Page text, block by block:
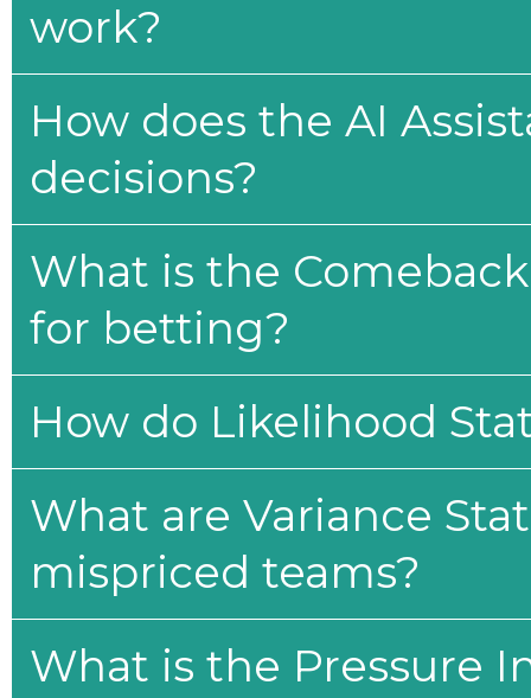
work?
How does the AI
decisions?
What is the
for betting?
How do Likelihood
What are Variance
mispriced teams?
What is the Pressure